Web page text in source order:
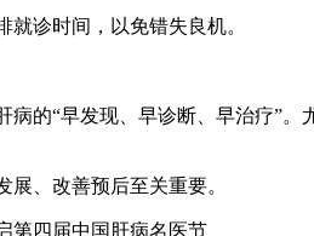
诊时间，以免错失良机。
“早发现、早诊断、早治疗”。
、改善预后至关重要。